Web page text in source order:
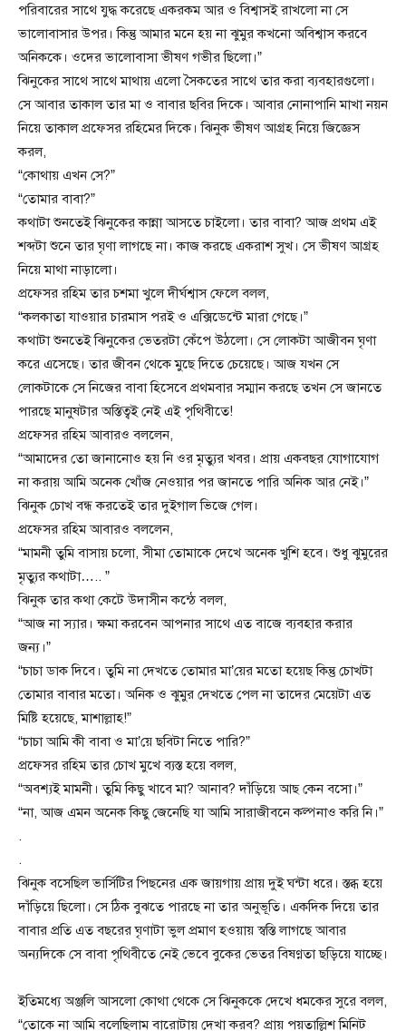
পরিবারের সাথে যুদ্ধ করেছে একরকম আর ও বিশ্বাসই রাখলো না সে
ভালোবাসার উপর। কিন্তু আমার মনে হয় না ঝুমুর কখনো অবিশ্বাস করবে
অনিককে। ওদের ভালোবাসা ভীষণ গভীর ছিলো।”
ঝিনুকের সাথে সাথে মাথায় এলো সৈকতের সাথে তার করা ব্যবহারগুলো।
সে আবার তাকাল তার মা ও বাবার ছবির দিকে। আবার নোনাপানি মাখা নয়ন
নিয়ে তাকাল প্রফেসর রহিমের দিকে। ঝিনুক ভীষণ আগ্রহ নিয়ে জিজ্ঞেস
করল,
“কোথায় এখন সে?”
“তোমার বাবা?”
কথাটা শুনতেই ঝিনুকের কান্না আসতে চাইলো। তার বাবা? আজ প্রথম এই
শব্দটা শুনে তার ঘৃণা লাগছে না। কাজ করছে একরাশ সুখ। সে ভীষণ আগ্রহ
নিয়ে মাথা নাড়ালো।
প্রফেসর রহিম তার চশমা খুলে দীর্ঘশ্বাস ফেলে বলল,
“কলকাতা যাওয়ার চারমাস পরই ও এক্সিডেন্টে মারা গেছে।”
কথাটা শুনতেই ঝিনুকের ভেতরটা কেঁপে উঠলো। সে লোকটা আজীবন ঘৃণা
করে এসেছে। তার জীবন থেকে মুছে দিতে চেয়েছে। আজ যখন সে
লোকটাকে সে নিজের বাবা হিসেবে প্রথমবার সম্মান করছে তখন সে জানতে
পারছে মানুষটার অস্তিত্বই নেই এই পৃথিবীতে!
প্রফেসর রহিম আবারও বললেন,
“আমাদের তো জানানোও হয় নি ওর মৃত্যুর খবর। প্রায় একবছর যোগাযোগ
না করায় আমি অনেক খোঁজ নেওয়ার পর জানতে পারি অনিক আর নেই।”
ঝিনুক চোখ বন্ধ করতেই তার দুইগাল ভিজে গেল।
প্রফেসর রহিম আবারও বললেন,
“মামনী তুমি বাসায় চলো, সীমা তোমাকে দেখে অনেক খুশি হবে। শুধু ঝুমুরের
মৃত্যুর কথাটা….. ”
ঝিনুক তার কথা কেটে উদাসীন কন্ঠে বলল,
“আজ না স্যার। ক্ষমা করবেন আপনার সাথে এত বাজে ব্যবহার করার
জন্য।”
“চাচা ডাক দিবে। তুমি না দেখতে তোমার মা’য়ের মতো হয়েছ কিন্তু চোখটা
তোমার বাবার মতো। অনিক ও ঝুমুর দেখতে পেল না তাদের মেয়েটা এত
মিষ্টি হয়েছে, মাশাল্লাহ!”
“চাচা আমি কী বাবা ও মা’য়ে ছবিটা নিতে পারি?”
প্রফেসর রহিম তার চোখ মুখে ব্যস্ত হয়ে বলল,
“অবশ্যই মামনী। তুমি কিছু খাবে মা? আনাব? দাঁড়িয়ে আছ কেন বসো।”
“না, আজ এমন অনেক কিছু জেনেছি যা আমি সারাজীবনে কল্পনাও করি নি।”
.
.
ঝিনুক বসেছিল ভার্সিটির পিছনের এক জায়গায় প্রায় দুই ঘন্টা ধরে। স্তব্ধ হয়ে
দাঁড়িয়ে ছিলো। সে ঠিক বুঝতে পারছে না তার অনুভূতি। একদিক দিয়ে তার
বাবার প্রতি এত বছরের ঘৃণাটা ভুল প্রমাণ হওয়ায় স্বস্তি লাগছে আবার
অন্যদিকে সে বাবা পৃথিবীতে নেই ভেবে বুকের ভেতর বিষণ্ণতা ছড়িয়ে যাচ্ছে।
ইতিমধ্যে অঞ্জলি আসলো কোথা থেকে সে ঝিনুককে দেখে ধমকের সুরে বলল,
“তোকে না আমি বলেছিলাম বারোটায় দেখা করব? প্রায় পয়তাল্লিশ মিনিট